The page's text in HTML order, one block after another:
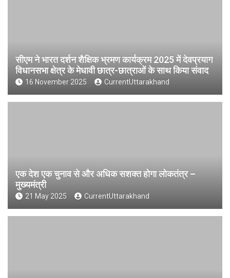
सीएम ने भारत दर्शन शैक्षिक भ्रमण कार्यक्रम 2025 में देवप्रयाग
विधानसभा क्षेत्र के मेधावी छात्र-छात्राओं के साथ किया संवाद
16 November 2025 CurrentUttarakhand
एक देश एक चुनाव से और अधिक सशक्त होगा लोकतंत्र –
मुख्यमंत्री
21 May 2025 CurrentUttarakhand